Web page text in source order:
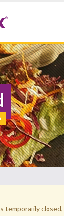
temporarily